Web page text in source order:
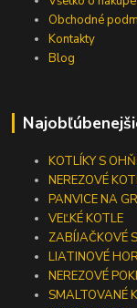
Obchodné
Kontakty
Blog
KOTLÍKY S
NEREZOVÉ
PANVICE NA
VEĽKÉ KOTLE
ZABÍJAČKOVÉ
LIATINOVÉ
NEREZOVÉ
SMALTOVANÉ